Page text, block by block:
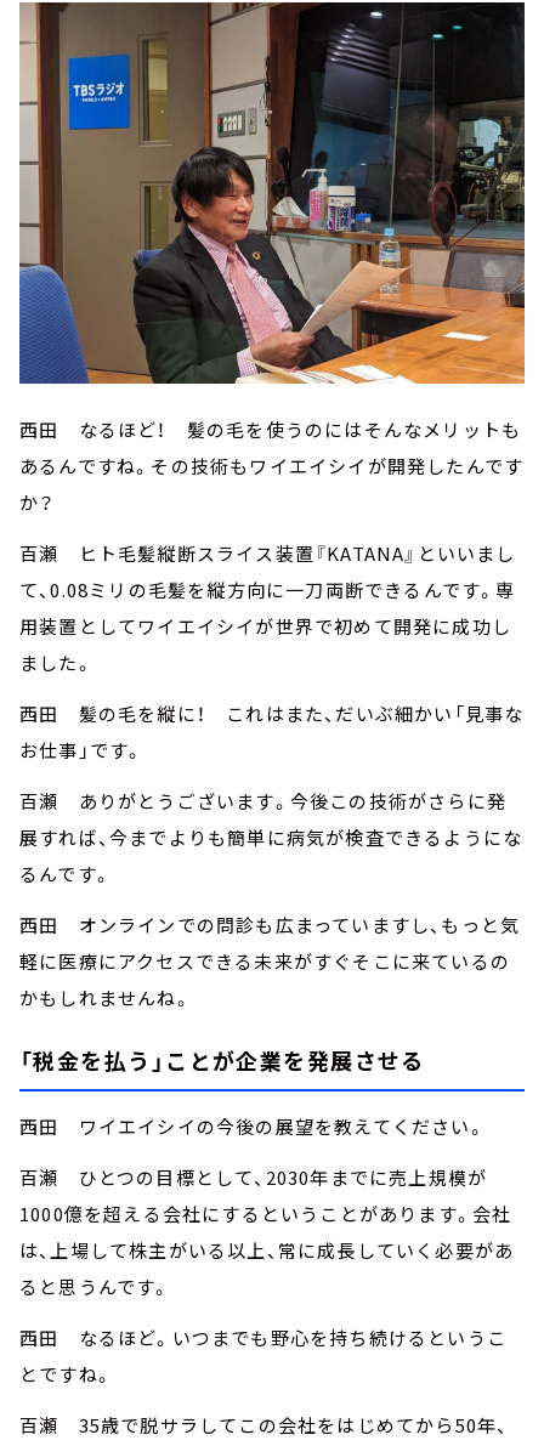
西田 なるほど！ 髪の毛を使うのにはそんなメリットも
あるんですね。その技術もワイエイシイが開発したんです
か？
百瀬 ヒト毛髪縦断スライス装置『KATANA』といいまし
て、0.08ミリの毛髪を縦方向に一刀両断できるんです。専
用装置としてワイエイシイが世界で初めて開発に成功し
ました。
西田 髪の毛を縦に！ これはまた、だいぶ細かい「見事な
お仕事」です。
百瀬 ありがとうございます。今後この技術がさらに発
展すれば、今までよりも簡単に病気が検査できるようにな
るんです。
西田 オンラインでの問診も広まっていますし、もっと気
軽に医療にアクセスできる未来がすぐそこに来ているの
かもしれませんね。
「税金を払う」ことが企業を発展させる
西田 ワイエイシイの今後の展望を教えてください。
百瀬 ひとつの目標として、2030年までに売上規模が
1000億を超える会社にするということがあります。会社
は、上場して株主がいる以上、常に成長していく必要があ
ると思うんです。
西田 なるほど。いつまでも野心を持ち続けるというこ
とですね。
百瀬 35歳で脱サラしてこの会社をはじめてから50年、